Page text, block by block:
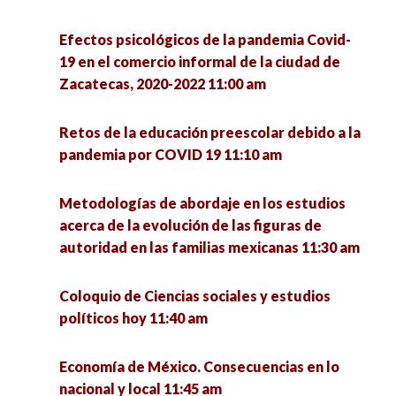
Factores socioambientales que determinan las
conductas de violencia y delictivas en las
Gavilanes del municipio de Guadalupe 12:30 pm
Simposio sobre Métodos de Investigación:
Mesa de egresados: La formación de
Ciencia Política. En memoria al Dr. Eligio Meza
Padilla 2:00 pm
La Sociología y las Ciencias sociales ante sus
desafíos hoy 12:00 pm
justicia en el Estado de Zacatecas (2011–2021)
12:00 pm
Diálogos sobre familias y cárcel desde las
familias Acompañar y Resistir: modelos y
experiencias de colectivos de familiares 12:00
Procesos de reconstitución comunitaria. En la
en América Latina 12:00 pm
Efectos psicológicos de la pandemia Covid-
19 en el comercio informal de la ciudad de
Zacatecas, 2020-2022 11:00 am
Retos de la educación preescolar debido a la
pandemia por COVID 19 11:10 am
Metodologías de abordaje en los estudios
acerca de la evolución de las figuras de
autoridad en las familias mexicanas 11:30 am
Coloquio de Ciencias sociales y estudios
políticos hoy 11:40 am
Economía de México. Consecuencias en lo
nacional y local 11:45 am